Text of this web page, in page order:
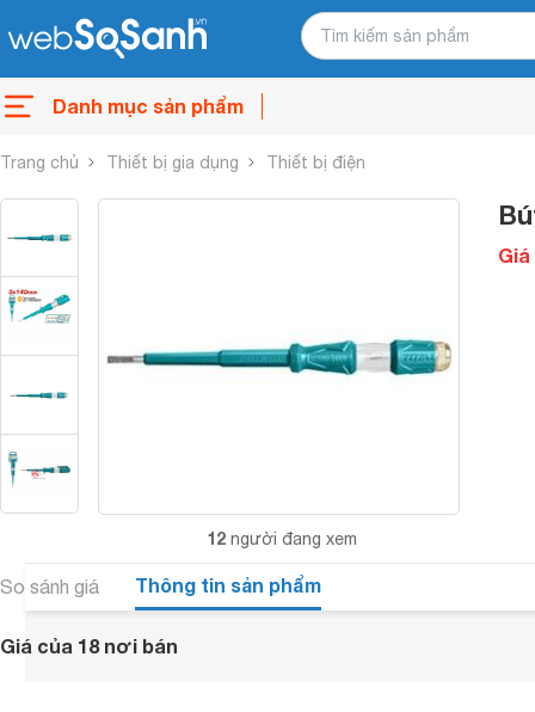
Danh mục sản phẩm
Trang chủ Thiết bị gia dụng Thiết bị điện
12 người đang xem
So sánh giá Thông tin sản phẩm
Giá của 18 nơi bán